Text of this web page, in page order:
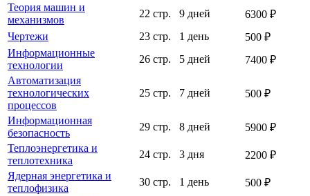
Теория машин и
механизмов
22 стр. 9 дней
6300 ₽
Чертежи
23 стр. 1 день
500 ₽
Информационные
технологии
26 стр. 5 дней
7400 ₽
Автоматизация
технологических
процессов
25 стр. 7 дней 500 ₽
Информационная
безопасность
29 стр. 8 дней
5900 ₽
Теплоэнергетика и
теплотехника
24 стр. 3 дня
2200 ₽
Ядерная энергетика и
теплофизика
30 стр. 1 день
500 ₽